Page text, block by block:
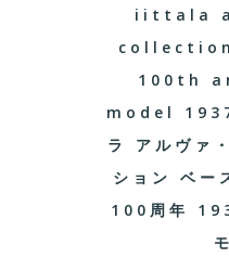
iittala
100th
model
ラ アルヴァ
ション ベー
100周年